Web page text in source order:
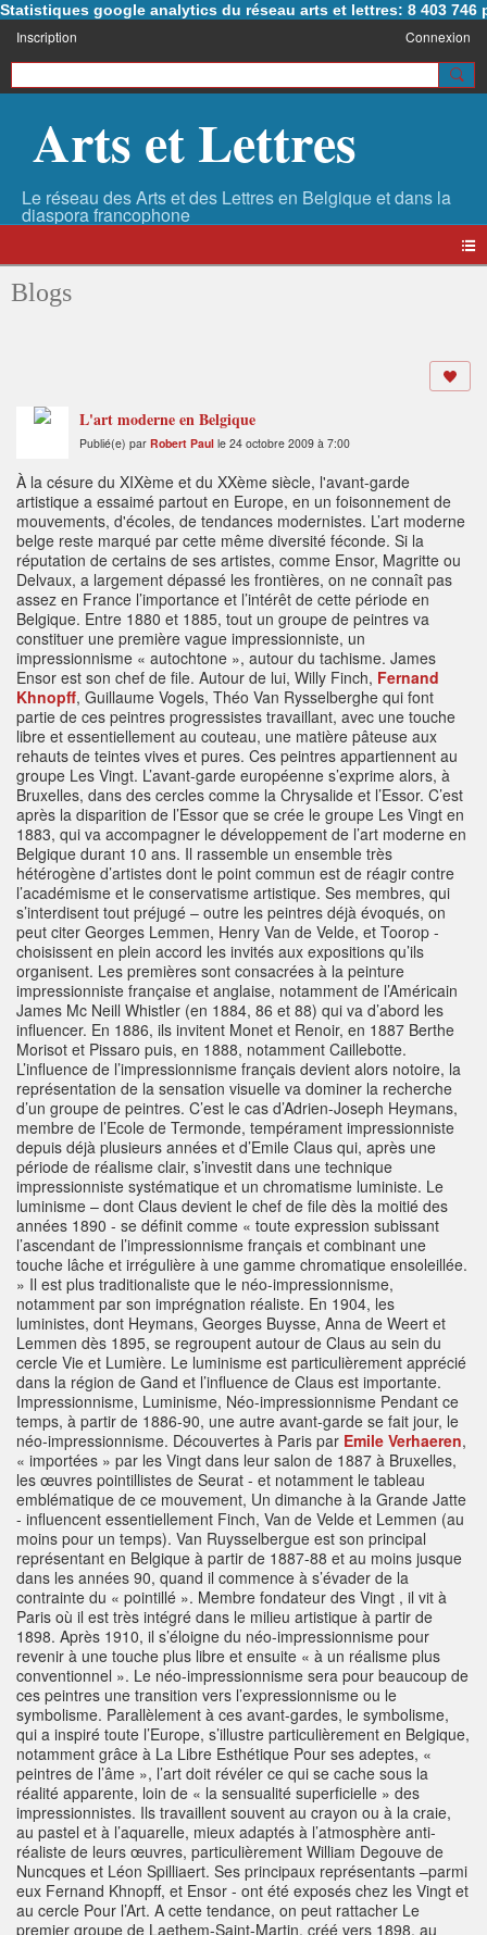
Statistiques google analytics du réseau arts et lettres: 8 403 746
Inscription Connexion
Arts et Lettres
Blogs
L'art moderne en Belgique
Publié(e) par Robert Paul le 24 octobre 2009 à 7:00
À la césure du XIXème et du XXème siècle, l'avant-garde
artistique a essaimé partout en Europe, en un foisonnement de
mouvements, d'écoles, de tendances modernistes. L’art moderne
belge reste marqué par cette même diversité féconde. Si la
réputation de certains de ses artistes, comme Ensor, Magritte ou
Delvaux, a largement dépassé les frontières, on ne connaît pas
assez en France l’importance et l’intérêt de cette période en
Belgique. Entre 1880 et 1885, tout un groupe de peintres va
constituer une première vague impressionniste, un
impressionnisme « autochtone », autour du tachisme. James
Ensor est son chef de file. Autour de lui, Willy Finch, Fernand
Khnopff, Guillaume Vogels, Théo Van Rysselberghe qui font
partie de ces peintres progressistes travaillant, avec une touche
libre et essentiellement au couteau, une matière pâteuse aux
rehauts de teintes vives et pures. Ces peintres appartiennent au
groupe Les Vingt. L’avant-garde européenne s’exprime alors, à
Bruxelles, dans des cercles comme la Chrysalide et l’Essor. C’est
après la disparition de l’Essor que se crée le groupe Les Vingt en
1883, qui va accompagner le développement de l’art moderne en
Belgique durant 10 ans. Il rassemble un ensemble très
hétérogène d’artistes dont le point commun est de réagir contre
l’académisme et le conservatisme artistique. Ses membres, qui
s’interdisent tout préjugé – outre les peintres déjà évoqués, on
peut citer Georges Lemmen, Henry Van de Velde, et Toorop -
choisissent en plein accord les invités aux expositions qu’ils
organisent. Les premières sont consacrées à la peinture
impressionniste française et anglaise, notamment de l’Américain
James Mc Neill Whistler (en 1884, 86 et 88) qui va d’abord les
influencer. En 1886, ils invitent Monet et Renoir, en 1887 Berthe
Morisot et Pissaro puis, en 1888, notamment Caillebotte.
L’influence de l’impressionnisme français devient alors notoire, la
représentation de la sensation visuelle va dominer la recherche
d’un groupe de peintres. C’est le cas d’Adrien-Joseph Heymans,
membre de l’Ecole de Termonde, tempérament impressionniste
depuis déjà plusieurs années et d’Emile Claus qui, après une
période de réalisme clair, s’investit dans une technique
impressionniste systématique et un chromatisme luministe. Le
luminisme – dont Claus devient le chef de file dès la moitié des
années 1890 - se définit comme « toute expression subissant
l’ascendant de l’impressionnisme français et combinant une
touche lâche et irrégulière à une gamme chromatique ensoleillée.
» Il est plus traditionaliste que le néo-impressionnisme,
notamment par son imprégnation réaliste. En 1904, les
luministes, dont Heymans, Georges Buysse, Anna de Weert et
Lemmen dès 1895, se regroupent autour de Claus au sein du
cercle Vie et Lumière. Le luminisme est particulièrement apprécié
dans la région de Gand et l’influence de Claus est importante.
Impressionnisme, Luminisme, Néo-impressionnisme Pendant ce
temps, à partir de 1886-90, une autre avant-garde se fait jour, le
néo-impressionnisme. Découvertes à Paris par Emile Verhaeren, « importées » par les Vingt dans leur salon de 1887 à Bruxelles, les œuvres pointillistes de Seurat - et notamment le tableau emblématique de ce mouvement, Un dimanche à la Grande Jatte - influencent essentiellement Finch, Van de Velde et Lemmen (au moins pour un temps). Van Ruysselbergue est son principal représentant en Belgique à partir de 1887-88 et au moins jusque dans les années 90, quand il commence à s’évader de la contrainte du « pointillé ». Membre fondateur des Vingt , il vit à Paris où il est très intégré dans le milieu artistique à partir de 1898. Après 1910, il s’éloigne du néo-impressionnisme pour revenir à une touche plus libre et ensuite « à un réalisme plus conventionnel ». Le néo-impressionnisme sera pour beaucoup de ces peintres une transition vers l’expressionnisme ou le symbolisme. Parallèlement à ces avant-gardes, le symbolisme, qui a inspiré toute l’Europe, s’illustre particulièrement en Belgique, notamment grâce à La Libre Esthétique Pour ses adeptes, « peintres de l’âme », l’art doit révéler ce qui se cache sous la réalité apparente, loin de « la sensualité superficielle » des impressionnistes. Ils travaillent souvent au crayon ou à la craie, au pastel et à l’aquarelle, mieux adaptés à l’atmosphère anti-réaliste de leurs œuvres, particulièrement William Degouve de Nuncques et Léon Spilliaert. Ses principaux représentants –parmi eux Fernand Khnopff, et Ensor - ont été exposés chez les Vingt et au cercle Pour l’Art. A cette tendance, on peut rattacher Le premier groupe de Laethem-Saint-Martin, créé vers 1898, au bord de la Lys, sous l’impulsion du sculpteur Georges Minne. Retirés dans un village à l’écart de Gand en réponse à un besoin de ressourcement, ses membres viennent chercher la paix , le recueillement, « une sensation d’éternité ». Le mysticisme , la simplicité de portraits sensibles et de scènes de la vie rurale empreints de réalisme minutieux caractérisent l’art des membres de ce cercle parmi lesquels Valérius De Saedeleer et surtout, Gustave van de Woestijne, tous deux très proches des nabis, qui vont faire le lien avec l’expressionnisme flamand. Jan Toorop, symboliste hollandais le plus réputé, fait également partie des artistes exposés . Les précurseurs de l’expressionnisme Henri Evenepoel est le plus français des peintres belges, proche de Toulouse-Lautrec, élève de Gustave Moreau et, à ses débuts, admirateur de Manet, très marqué par la peinture de Goya et de Vélazquez. Sa courte carrière (il est mort à 27ans) le situe entre impressionnisme et fauvisme . George Hendrik Breitner , « Peintre du Peuple», connaît bien Van Gogh. D’abord dans la lignée de l’Ecole de la Haye, il s’en éloigne pour adopter une technique plus libre, souvent proche de celle d’Ensor. Ses peintures « sont de pures émotions faites couleur ». Léon Spilliaert est le principal représentant du symbolisme tardif en Belgique. James Ensor , fut le chef de file des Vingt jusqu’en 1885, adepte d’un tachisme sombre avant de se consacrer au dessin. C’est à partir de 87 qu’il introduit dans ses œuvres des éléments fantastiques, squelettes macabres, masques grimaçants ou grinçants proches de l’univers de Goya, qui côtoient un décor et des personnages réalistes. Son « fantastique symboliste » très caractéristique s’appuie sur un traitement expressif de la couleur . Sa réputation, définitivement assise dans les années 20, le positionne comme un des maîtres de l’avant-garde de son époque. Eugène Laermans se situe entre réalisme à dimension sociale, symbolisme auquel il s’apparente par sa vision de l’homme et expressionnisme que suggèrent le chromatisme de sa palette et la représentation déformée des corps. Le cercle des Vingt est dissous en 1893. Les expositions qu’il a organisées ont permis, avec celles de La Libre Esthétique, de découvrir en Belgique le post-impressionnisme de Gauguin, Van Gogh, Toulouse-Lautrec… La Libre Esthétique continue de promouvoir le modernisme européen, notamment grâce à sa grande rétrospective de l’impressionnisme, en 1904. Comme le cercle Doe Stil Voort et le groupe belge des Indépendants, elle va également présenter le fauvisme -notamment en 1906 et 1907- puis le cubisme et le futurisme aux artistes et amateurs d’art. Mais si, entre 1880 et 1890, l’avant-garde était au cœur des préoccupations artistiques belges, dans les débuts du XXème siècle, elles restent accrochées au néo-impressionnisme lumineux et ignorent ces nouvelles tendances. Les tendances fauves L’origine du « fauvisme brabançon » va donc se situer plutôt dans la lignée de la leçon de Paul Cézanne, James Ensor et Vincent Van Gogh, autour « de la synthèse, de la structure et de la division de la surface » et dans l’aire d’influence du post-impressionnisme. La nature est omniprésente, c’est elle qui génère l’émotion. La touche est expressive, la couleur pure, sans excès de dissonance, posée en aplats contrastés. Auguste Oleffe fait partie des fondateurs des cercles Le Labeur et l’Effort, en 1898, dans lesquels le fauvisme brabançon prend racine, dans ce milieu de luministes. Oleffe, attaché au réalisme et à l’impressionnisme d’influence française ne sera jamais un fauve authentique , mais plutôt « une figure de transition ». Rik Wouters est le plus connu des fauves brabançons. Emule de Cézanne, bruxellois, il adopte un style fauve à partir de 1910. Il privilégie la transparence des couleurs traitées en larges aplats lumineux et « cherche à traduire une réalité fugitive en un coloris franc et une technique assurée, rapide ». Jean Brusselmans , lui aussi inspiré par Cézanne, bien que proche des fauves brabançons, s’en distingue par un travail individualisé qui l’amènera à un réalisme synthétique. L’expressionnisme L’expressionnisme est un mouvement typiquement nordique, né des influences conjointes du symbolisme et du fauvisme, en réaction contre l’impressionnisme et le réalisme. Il apparaît en Allemagne, à Dresde où se crée en 1905 le groupe Die Brücke (Kirchner, Heckel, Karl Schmidt-Rottluff…) qui prône la révolte contre l’ordre établi et l’art académique, dénonce la dureté du monde moderne et incite à un retour à la nature qui en devient allégorique. Dissonances, transpositions chromatiques, outrance de la palette, dessin simplifié cerné de noir… sont quelques unes des caractéristiques de ce mouvement. En 1911, un autre groupe expressionniste Der Blaue Reiter est crée à Munich . Si l’expressionnisme allemand s’engloutit dans le désastre de la guerre de 14, il essaime dans les autres pays du Nord de l’Europe L’expressionnisme flamand n’apparaît qu’après la guerre. Il naît du « Deuxième groupe de Laethem Saint-Martin » (1905-1914), de tendance néo-impressionniste dans le sillage du luminisme de Claus, regroupant Gustave et Léon de Smet, Frits Van den Berghe, Constant Permeke. Ce n’est qu’après la guerre qui disperse chacun de ces artistes à l’étranger où ils découvrent l’expressionnisme allemand mais aussi le cubisme et le futurisme (en Angleterre pour Permeke, aux Pays-Bas pour Friz Van der Berghe et Gustave de Smet) que, de retour en Flandre, ils se rendent compte que leur évolution les a conduits dans la même direction, un expressionnisme nourri de cubisme et de futurisme. Soutenu par la revue Sélection et la galerie du Centaure, l’expressionnisme flamand atteint son apogée dans les années 20 . Floris, Oscar Jespers, Jozef Cantré, Gustave van de Woestyne, et, plus tard, Edgar Tytgat et Jean Brusselmans rejoignent le mouvement. Plus tardif , l’expressionnisme flamand est beaucoup moins révolutionnaire et agressif que son prédécesseur allemand. Une de ses caractéristiques est l’attachement à la terre, à la ruralité. Il fait « la synthèse des éléments de l’expressionnisme allemand, du cubisme et du néo-cubisme français, d’une picturalité typiquement flamande avec un goût pour une pâte riche et un lien profond avec le rythme vital de la terre ». Si le groupe s’avère extrêmement hétérogène, si l’évolution des personnalités qui le composent s’inscrit dans la diversité des courants de l’art à cette époque, il reste lié à Permeke et à la force de « son expressionnisme physique ». L’expressionnisme flamand survivra jusqu’à la guerre de 39-40. Les œuvres des peintres belges de ce mouvement côtoient, dans les collections, celles réalisées par des artistes étrangers acquises ou léguées au Musée de Gand. Ainsi, l’Autrichien Kokoschka, les Allemands Kirchner, Heckel, Christian Rohlfs, Paula Moderson-Becker, le Polonais Zadkine ou le Français Georges Rouault. Constant Permeke appartient au « Deuxième groupe de Laethem-Saint-Martin » de 1909 à 1912. Il réalise alors des œuvres impressionnistes dans la lignée du luminisme de Claus . Sa rencontre avec Albert Servaes le conduit vers un pré-expressionnisme. Blessé durant la guerre de 14, il vit isolé en Angleterre, informé des évolutions de l’art moderne par ses amis Gustave de Smet et Frits Van den Berghe. C’est là qu’il va construire un nouveau langage, à partir d’influences mêlées de Turner, Ensor, Rembrandt, du futurisme et de l’impressionnisme. De retour en Belgique, installé à côté d’Ostende, il choisit de peindre le monde paysan, des personnages monumentaux aux mains énormes dans une matière épaisse au chromatisme terreux qui expriment « la force originelle de l’existence ». Leur puissance d’évocation font de lui le principal représentant de l’expressionnisme flamand. Dans les années 30, il réalise aussi des marines et des paysages, ses premières sculptures vers 1935 et la plupart de ses dessins entre 1940 et 1945. Les œuvres de Gustave de Smet, après la période de Laethem-Saint-Martin, et lorsqu’il vit près d’Amsterdam durant la guerre, inscrites dans un paysage urbain, se situent entre expressionnisme allemand et cubisme français mêlé de futurisme. Puis, à partir de 1926, il peint des éléments urbains géométriques dans un chromatisme plus froid, et évolue dans les années 30 vers un « réalisme d’atmosphère » dans lequel intervient le monde paysan . La femme pensive est